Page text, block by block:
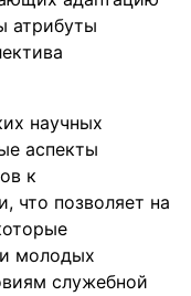
атрибуты
научных
аспекты
к
что позволяет на
молодых
служебной